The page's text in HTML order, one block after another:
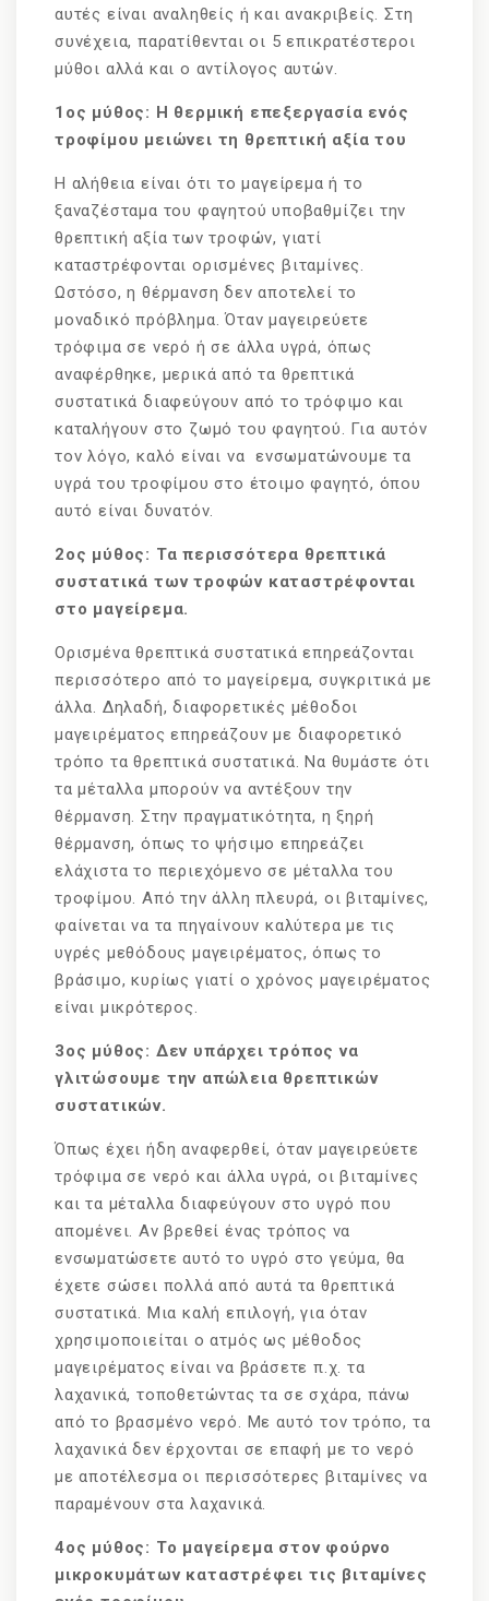
αυτές είναι αναληθείς ή και ανακριβείς. Στη
συνέχεια, παρατίθενται οι 5 επικρατέστεροι
μύθοι αλλά και ο αντίλογος αυτών.
1ος μύθος: Η θερμική επεξεργασία ενός
τροφίμου μειώνει τη θρεπτική αξία του
Η αλήθεια είναι ότι το μαγείρεμα ή το
ξαναζέσταμα του φαγητού υποβαθμίζει την
θρεπτική αξία των τροφών, γιατί
καταστρέφονται ορισμένες βιταμίνες.
Ωστόσο, η θέρμανση δεν αποτελεί το
μοναδικό πρόβλημα. Όταν μαγειρεύετε
τρόφιμα σε νερό ή σε άλλα υγρά, όπως
αναφέρθηκε, μερικά από τα θρεπτικά
συστατικά διαφεύγουν από το τρόφιμο και
καταλήγουν στο ζωμό του φαγητού. Για αυτόν
τον λόγο, καλό είναι να ενσωματώνουμε τα
υγρά του τροφίμου στο έτοιμο φαγητό, όπου
αυτό είναι δυνατόν.
2ος μύθος: Τα περισσότερα θρεπτικά
συστατικά των τροφών καταστρέφονται
στο μαγείρεμα.
Ορισμένα θρεπτικά συστατικά επηρεάζονται
περισσότερο από το μαγείρεμα, συγκριτικά με
άλλα. Δηλαδή, διαφορετικές μέθοδοι
μαγειρέματος επηρεάζουν με διαφορετικό
τρόπο τα θρεπτικά συστατικά. Να θυμάστε ότι
τα μέταλλα μπορούν να αντέξουν την
θέρμανση. Στην πραγματικότητα, η ξηρή
θέρμανση, όπως το ψήσιμο επηρεάζει
ελάχιστα το περιεχόμενο σε μέταλλα του
τροφίμου. Από την άλλη πλευρά, οι βιταμίνες,
φαίνεται να τα πηγαίνουν καλύτερα με τις
υγρές μεθόδους μαγειρέματος, όπως το
βράσιμο, κυρίως γιατί ο χρόνος μαγειρέματος
είναι μικρότερος.
3ος μύθος: Δεν υπάρχει τρόπος να
γλιτώσουμε την απώλεια θρεπτικών
συστατικών.
Όπως έχει ήδη αναφερθεί, όταν μαγειρεύετε
τρόφιμα σε νερό και άλλα υγρά, οι βιταμίνες
και τα μέταλλα διαφεύγουν στο υγρό που
απομένει. Αν βρεθεί ένας τρόπος να
ενσωματώσετε αυτό το υγρό στο γεύμα, θα
έχετε σώσει πολλά από αυτά τα θρεπτικά
συστατικά. Μια καλή επιλογή, για όταν
χρησιμοποιείται ο ατμός ως μέθοδος
μαγειρέματος είναι να βράσετε π.χ. τα
λαχανικά, τοποθετώντας τα σε σχάρα, πάνω
από το βρασμένο νερό. Με αυτό τον τρόπο, τα
λαχανικά δεν έρχονται σε επαφή με το νερό
με αποτέλεσμα οι περισσότερες βιταμίνες να
παραμένουν στα λαχανικά.
4ος μύθος: Το μαγείρεμα στον φούρνο
μικροκυμάτων καταστρέφει τις βιταμίνες